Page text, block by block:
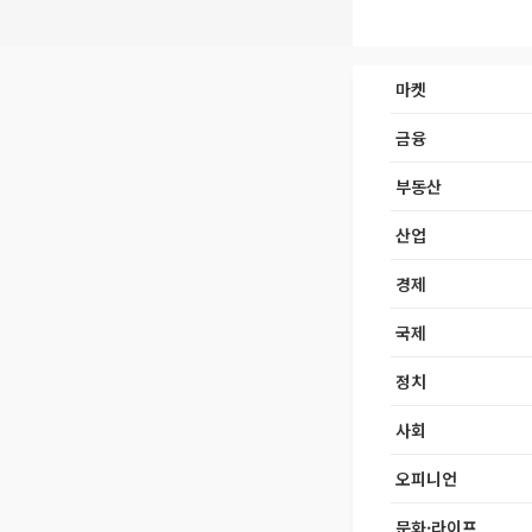
마켓
금융
부동산
산업
경제
국제
정치
사회
오피니언
문화·라이프